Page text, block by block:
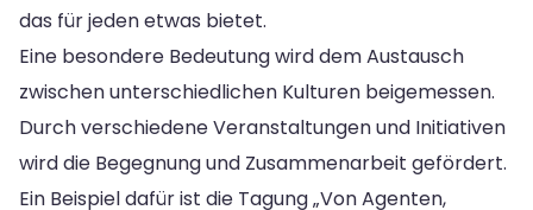
das für jeden etwas bietet.
Eine besondere Bedeutung wird dem Austausch
zwischen unterschiedlichen Kulturen beigemessen.
Durch verschiedene Veranstaltungen und Initiativen
wird die Begegnung und Zusammenarbeit gefördert.
Ein Beispiel dafür ist die Tagung „Von Agenten,